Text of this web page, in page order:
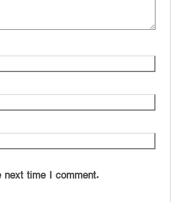
next time I comment.